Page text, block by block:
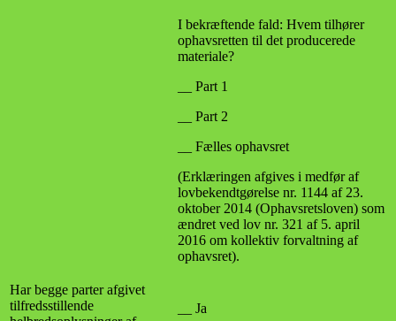
I bekræftende fald: Hvem tilhører
ophavsretten til det producerede
materiale?
__ Part 1
__ Part 2
__ Fælles ophavsret
(Erklæringen afgives i medfør af
lovbekendtgørelse nr. 1144 af 23.
oktober 2014 (Ophavsretsloven) som
ændret ved lov nr. 321 af 5. april
2016 om kollektiv forvaltning af
ophavsret).
Har begge parter afgivet
tilfredsstillende
__ Ja